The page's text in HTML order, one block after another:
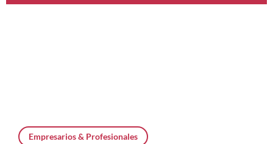
Empresarios & Profesionales